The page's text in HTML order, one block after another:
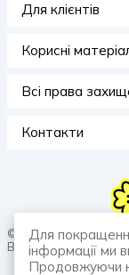
Для клієнтів
Корисні
Всi права
Контакти
© 2026 HELENATEX
Все для швейної
Для
інформації ми
Продовжуючи